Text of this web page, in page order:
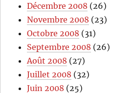
Décembre 2008 (26)
Novembre 2008 (23)
Octobre 2008 (31)
Septembre 2008 (26)
Août 2008 (27)
Juillet 2008 (32)
Juin 2008 (25)